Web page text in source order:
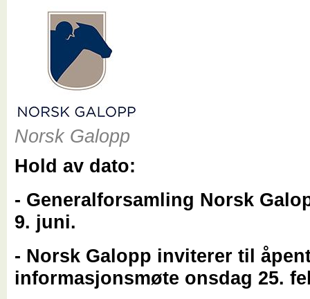
Norsk Galopp
Hold av dato:
- Generalforsamling Norsk
9. juni.
- Norsk Galopp inviterer til
informasjonsmøte onsdag 25.